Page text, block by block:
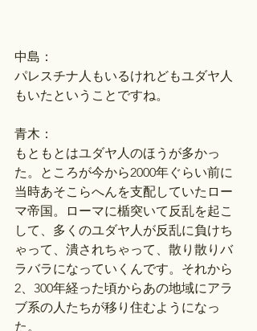
中島：
パレスチナ人もいるけれどもユダヤ人
もいたということですね。
青木：
もともとはユダヤ人のほうが多かっ
た。ところが今から2000年ぐらい前に
当時あそこらへんを支配していたロー
マ帝国。ローマに楯突いて反乱を起こ
して、多くのユダヤ人が反乱に負けち
ゃって、潰されちゃって、散り散りバ
ラバラになっていくんです。それから
2、300年経った頃からあの地域にアラ
ブ系の人たちが移り住むようになっ
た。